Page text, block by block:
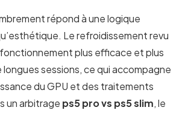
répond à une logique
Le refroidissement revu
fonctionnement plus efficace et plus
longues sessions, ce qui accompagne
du GPU et des traitements
un arbitrage ps5 pro vs ps5 slim, le